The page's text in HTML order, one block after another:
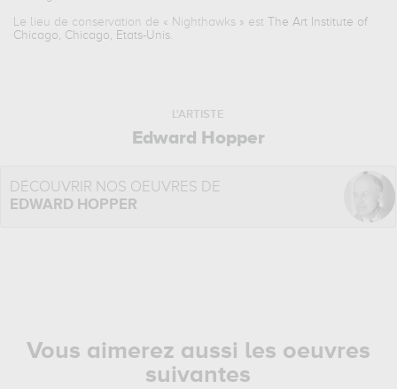
Le lieu de conservation de « Nighthawks » est
The Art Institute of
Chicago, Chicago, Etats-Unis.
L'ARTISTE
Edward Hopper
DÉCOUVRIR NOS OEUVRES DE
EDWARD HOPPER
Vous aimerez aussi les oeuvres
suivantes